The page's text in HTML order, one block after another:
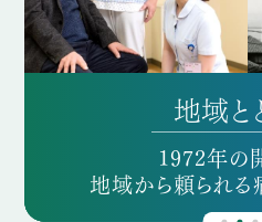
県内最
スムーズな
さまざまな工夫
最新医
患者さん
医学に
地域と
1972年の
地域から頼られる
特定機
高度医療の提供
阪神間の健康を
県内最
スムーズな
さまざまな工夫
最新医
患者さん
医学に